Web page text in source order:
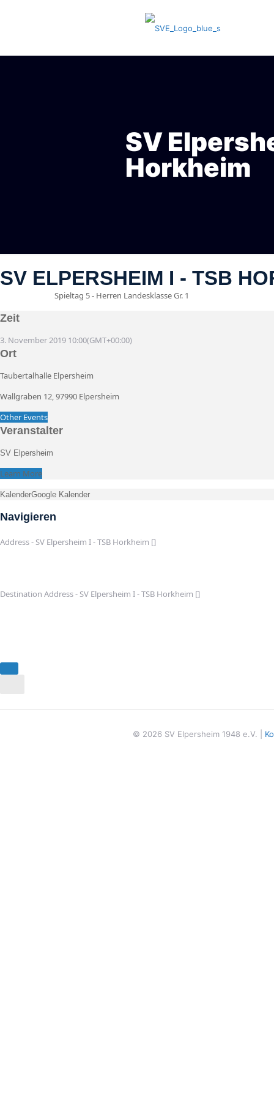
SV
Horkheim
SV ELPERSHEIM I - TSB
Spieltag 5 - Herren Landesklasse Gr. 1
Zeit
3. November 2019 10:00(GMT+00:00)
Ort
Taubertalhalle Elpersheim
Wallgraben 12, 97990 Elpersheim
Other Events
Veranstalter
SV Elpersheim
Learn More
KalenderGoogle Kalender
Navigieren
Address - SV Elpersheim I - TSB Horkheim []
Destination Address - SV Elpersheim I - TSB Horkheim []
© 2026 SV Elpersheim 1948 e.V. |